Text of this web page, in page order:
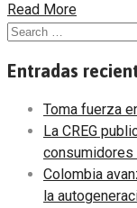
Read More
Search
Entradas
Toma fuerza
La CREG
consumidores
Colombia
la